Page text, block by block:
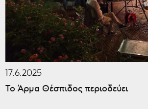
17.6.2025
Το Άρμα Θέσπιδος περιοδεύει